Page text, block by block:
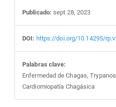
Publicado: sept 28, 2023
DOI: https://doi.org/10.14295/
Palabras clave:
Enfermedad de Chagas,
Cardiomiopatía Chagásica